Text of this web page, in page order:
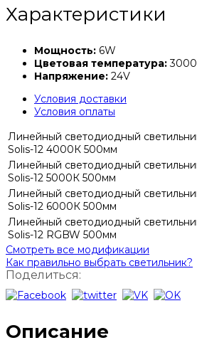
Характеристики
Мощность: 6W
Цветовая температура:
Напряжение: 24V
Условия доставки
Условия оплаты
Линейный светодиодный
Solis-12 4000К 500мм
Линейный светодиодный
Solis-12 5000К 500мм
Линейный светодиодный
Solis-12 6000К 500мм
Линейный светодиодный
Solis-12 RGBW 500мм
Смотреть все модификации
Как правильно выбрать светильник?
Поделиться:
Описание